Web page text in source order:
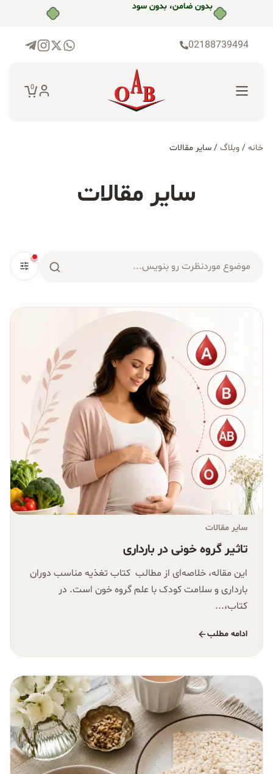
02188739494
0
جستجو...
محصولات جو دوسر
پودر کیک جو دوسر
شیرین کننده های طبیعی
دانه چیا
کینوا
ترشی و شور
چاشنی‌ها و سرکه‌‌ها
زیتون و روغن زیتون
رایس کیک
غلات و دانه‌های سالم
صبحانه و میان وعده
کتاب‌های OAB
وبلاگ
خانه / وبلاگ / سایر مقالات
سایر مقالات
برای:
سایر مقالات
تاثیر گروه خونی در بارداری
این مقاله، خلاصه‌ای از مطالب کتاب تغذیه مناسب دوران
بارداری و سلامت کودک با علم گروه خون است. در
کتاب،...
ادامه مطلب